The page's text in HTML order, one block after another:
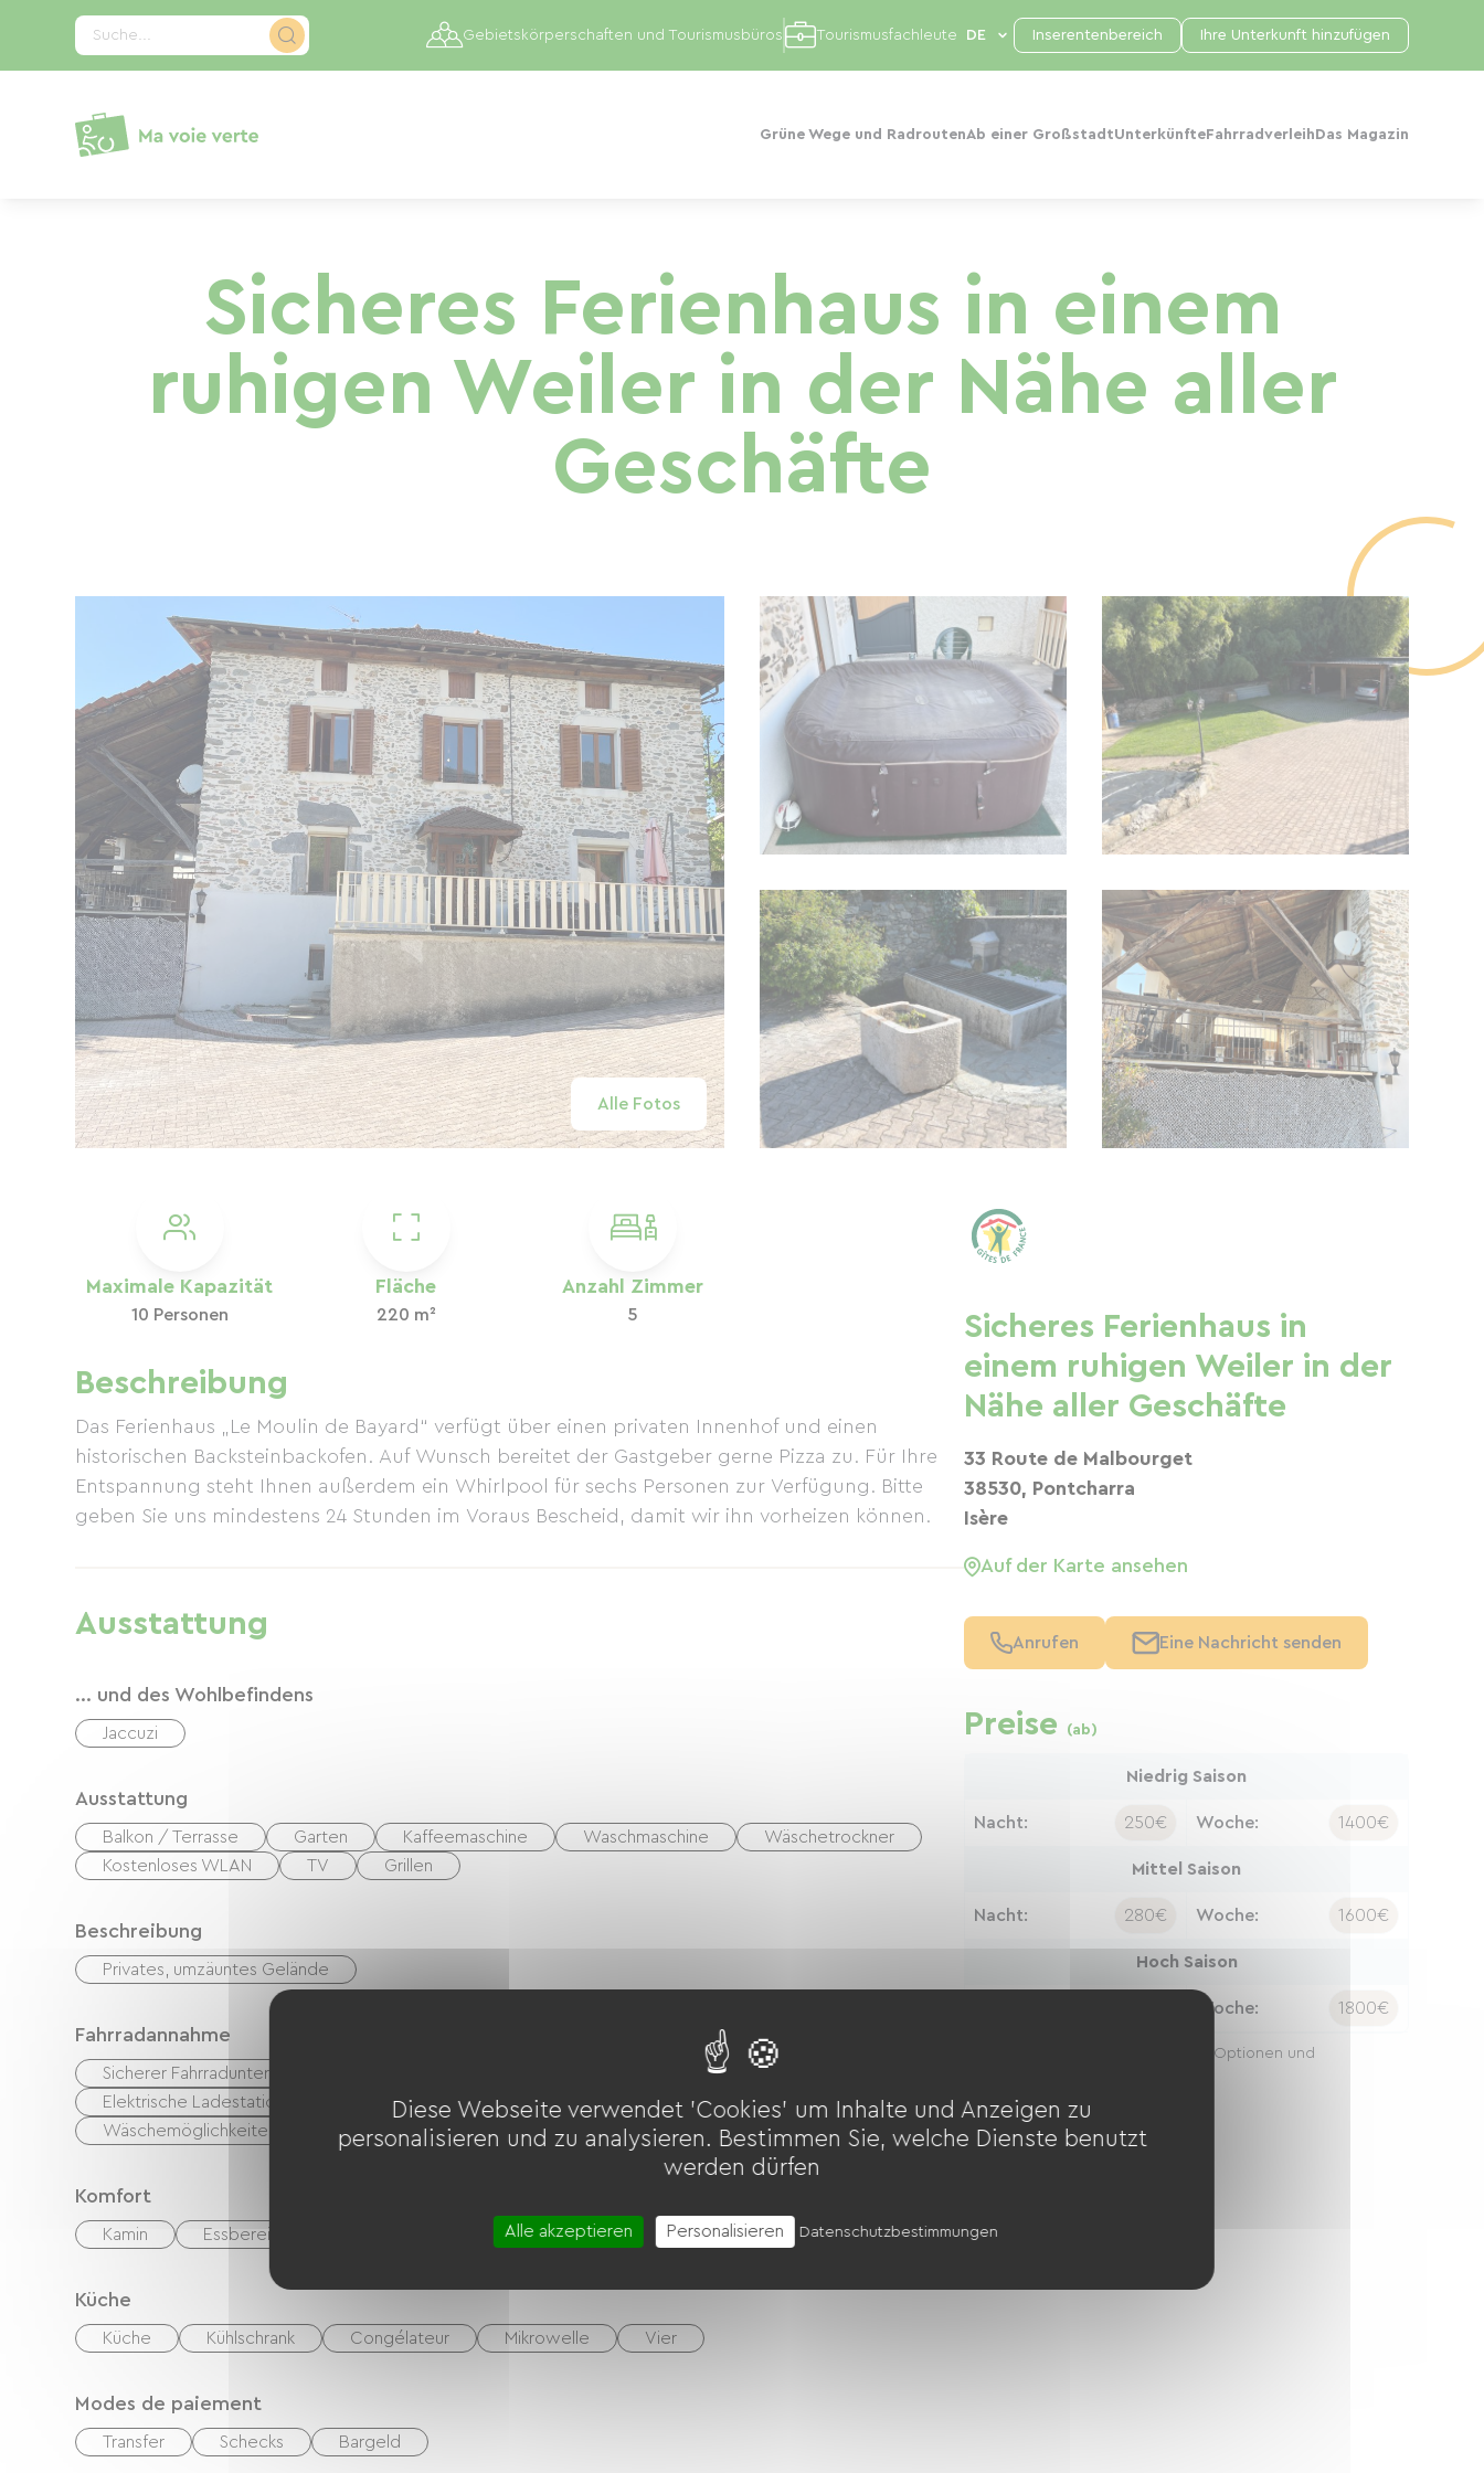
Suche...
Grüne Wege und RadroutenAb einer GroßstadtUnterkünfte Fahrradverleih Das Magazin
Gebietskörperschaften und Tourismusbüros Tourismusfachleute Inserentenbereich Ihre Unterkunft hinzufügen
Sicheres Ferienhaus in einem
ruhigen Weiler in der Nähe aller
Geschäfte
Alle Fotos
Maximale Kapazität
10 Personen
Fläche
220 m²
Anzahl Zimmer
5
Beschreibung
Das Ferienhaus „Le Moulin de Bayard“ verfügt über einen privaten Innenhof und einen
historischen Backsteinbackofen. Auf Wunsch bereitet der Gastgeber gerne Pizza zu. Für Ihre
Entspannung steht Ihnen außerdem ein Whirlpool für sechs Personen zur Verfügung. Bitte
geben Sie uns mindestens 24 Stunden im Voraus Bescheid, damit wir ihn vorheizen können.
Ausstattung
... und des Wohlbefindens
Jaccuzi
Ausstattung
Balkon / Terrasse Garten Kaffeemaschine Waschmaschine
Wäschetrockner
Kostenloses WLAN
TV Grillen
Beschreibung
Privates, umzäuntes Gelände
Fahrradannahme
Sicherer Fahrradunterstand
Elektrische Ladestation (für E-Bike-Akkus, GPS-Geräte usw.)
Wäschemöglichkeiten vorhanden (kostenlos oder kostenpflichtig)
Komfort
Kamin Essbereich im Freien
Küche
Küche Kühlschrank Congélateur Mikrowelle Vier
Modes de paiement
Transfer Schecks Bargeld
Sicheres Ferienhaus in
einem ruhigen Weiler in der
Nähe aller Geschäfte
33 Route de Malbourget
38530, Pontcharra
Isère
Auf der Karte ansehen
Anrufen Eine Nachricht senden
Preise (ab)
Niedrig Saison
Nacht: 250€ Woche: 1400€
Mittel Saison
Nacht: 280€ Woche: 1600€
Hoch Saison
Woche: 1800€
Die Preise können je nach Saison, Optionen und
Cookie-Einstellungen
Diese Webseite verwendet 'Cookies' um Inhalte und Anzeigen zu
personalisieren und zu analysieren. Bestimmen Sie, welche Dienste benutzt
werden dürfen
Alle akzeptieren Personalisieren Datenschutzbestimmungen